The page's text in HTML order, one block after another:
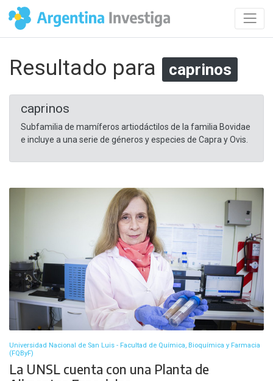
Resultado para caprinos
caprinos
Subfamilia de mamíferos artiodáctilos de la familia Bovidae
e incluye a una serie de géneros y especies de Capra y Ovis.
Universidad Nacional de San Luis - Facultad de Química, Bioquímica y Farmacia
(FQByF)
La UNSL cuenta con una Planta de